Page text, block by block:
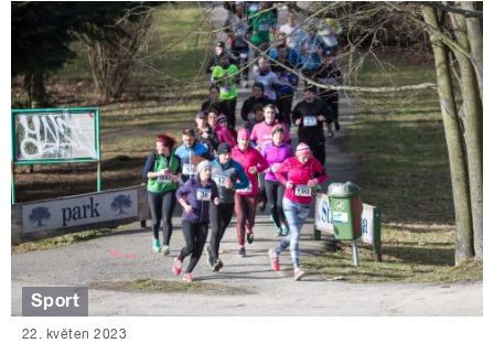
Sport
22. květen 2023